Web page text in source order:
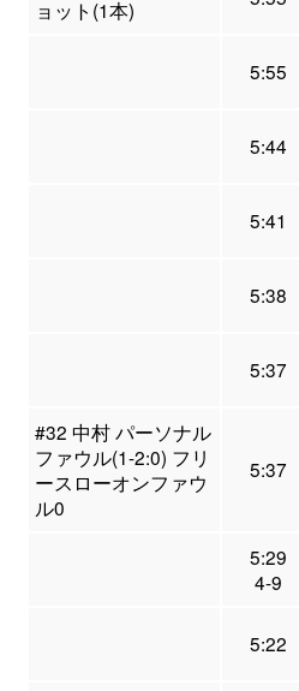
ョット(1本)
5:55
5:44
5:41
5:38
5:37
#32 中村 パーソナル
ファウル(1-2:0) フリ
ースローオンファウ
ル0
5:37
5:29
4-9
5:22